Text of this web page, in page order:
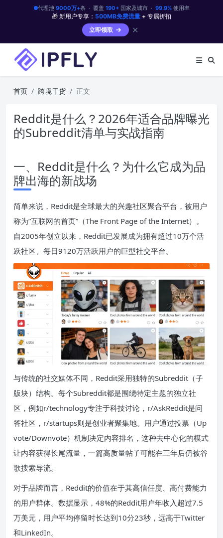
代理池 9000万+条 · 覆盖 190+国家及城市 · 99.9%使用率
🎁 新用户专享： 500MB免费流量 + 专属折扣
立即领取
✕
首页 跨境干货 正文
Reddit是什么？2026年适合品牌曝光
的Subreddit清单与实战指南
一、Reddit是什么？为什么它成为品
牌出海的新战场
简单来说，Reddit是全球最大的兴趣社区聚合平台，被用户
称为”互联网的首页”（The Front Page of the Internet）。
自2005年创立以来，Reddit已发展成为拥有超过10万个活
跃社区、每日9120万活跃用户的巨型社交平台。
与传统的社交媒体不同，Reddit采用独特的Subreddit（子
版块）结构。每个Subreddit都是围绕特定主题的独立社
区，例如r/technology专注于科技讨论，r/AskReddit是问
答社区，r/startups则是创业者聚集地。用户通过投票（Up
vote/Downvote）机制决定内容排名，这种去中心化的模式
让内容获得长尾流量，一篇高质量帖子可能在三年后仍被谷
歌搜索导流。
对于品牌而言，Reddit的价值在于其高信任度、高付费能力
的用户群体。数据显示，48%的Reddit用户年收入超过7.5
万美元，用户平均停留时长达到10分23秒，远高于Twitter
和LinkedIn。